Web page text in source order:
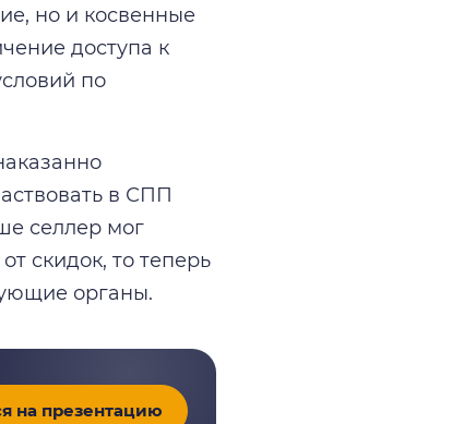
но и косвенные
доступа к
по
в СПП
селлер мог
скидок, то теперь
органы.
на презентацию